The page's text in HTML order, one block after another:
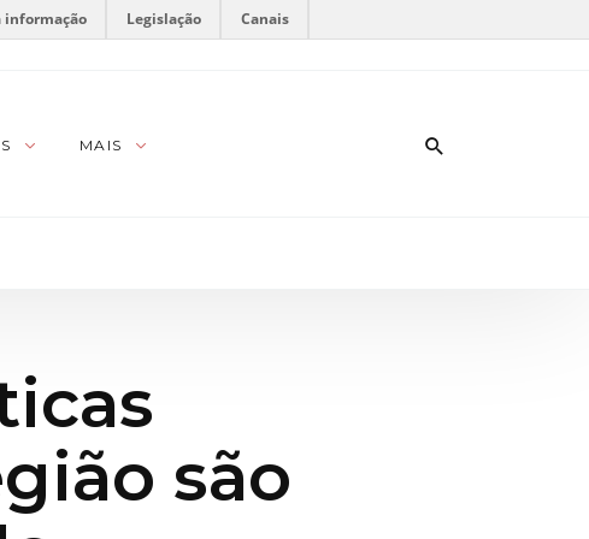
informação Legislação Canais
MAIS
são